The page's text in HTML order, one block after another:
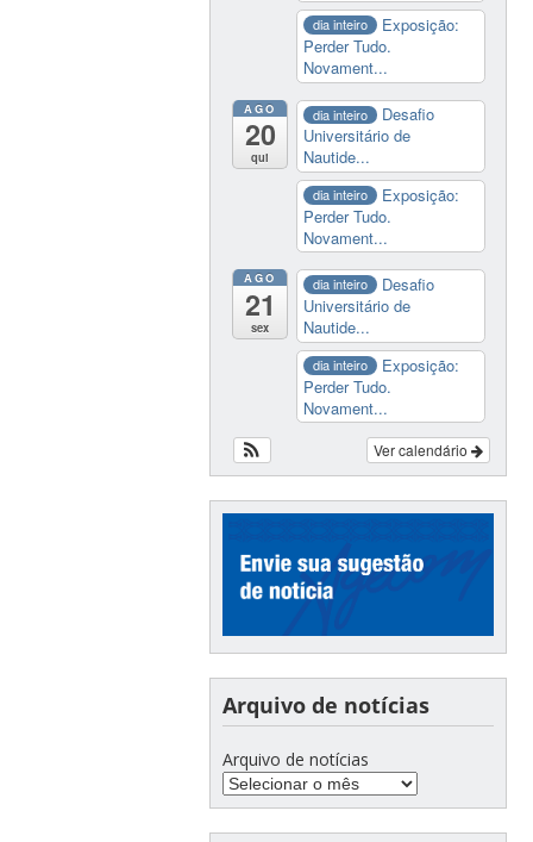
dia inteiro
Exposição:
Perder Tudo.
Novament...
AGO
20
qui
dia inteiro
Desafio
Universitário de
Nautide...
dia inteiro
Exposição:
Perder Tudo.
Novament...
AGO
21
sex
dia inteiro
Desafio
Universitário de
Nautide...
dia inteiro
Exposição:
Perder Tudo.
Novament...
Ver calendário
Arquivo de notícias
Arquivo de notícias